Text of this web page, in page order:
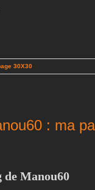
30X30
: ma
de Manou60